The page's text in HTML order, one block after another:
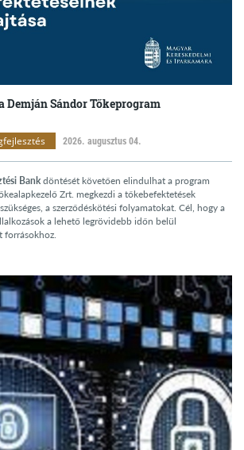
Demján Sándor Tőkeprogram
2026. augusztus 04.
Bank döntését követően elindulhat a program
Zrt. megkezdi a tőkebefektetések
a szerződéskötési folyamatokat. Cél, hogy a
a lehető legrövidebb időn belül
forrásokhoz.